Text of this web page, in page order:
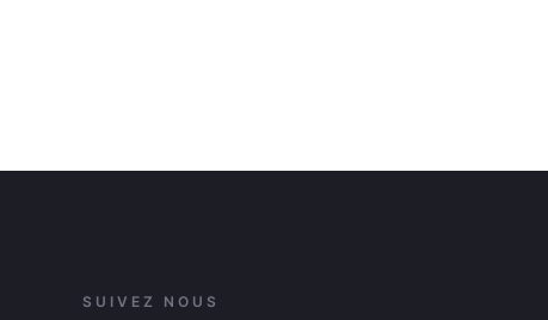
SUIVEZ NOUS